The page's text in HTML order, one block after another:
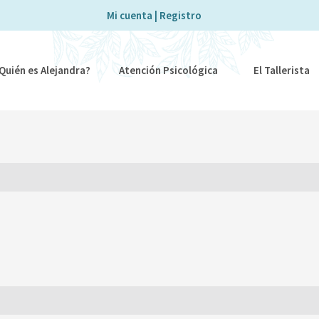
Mi cuenta | Registro
es Alejandra? Atención Psicológica El Tallerista